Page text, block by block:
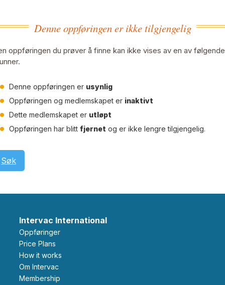
Denne oppføringen er ikke tilgjengelig
oppføringen du prøver å finne kan ikke vises av en av følgende
Denne oppføringen er usynlig
Oppføringen og medlemskapet er inaktivt
Dette medlemskapet er utløpt
Oppføringen har blitt fjernet og er ikke lengre tilgjengelig.
Søk
Intervac International
Oppføringer
Price Plans
How it works
Om Intervac
Membership